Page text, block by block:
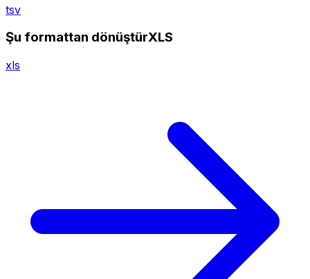
tsv
Şu formattan dönüştürXLS
xls